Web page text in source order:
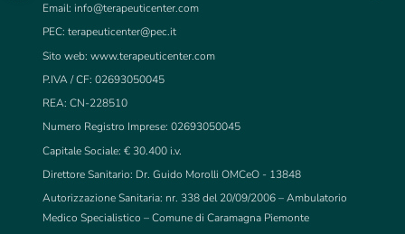
Email: info@terapeuticenter.com
PEC:terapeuticenter@pec.it
Sito web: www.terapeuticenter.com
P.IVA / CF: 02693050045
REA: CN-228510
Numero Registro Imprese: 02693050045
Capitale Sociale: € 30.400 i.v.
Direttore Sanitario: Dr. Guido Morolli OMCeO - 13848
Autorizzazione Sanitaria: nr. 338 del 20/09/2006 – Ambulatorio
Medico Specialistico – Comune di Caramagna Piemonte